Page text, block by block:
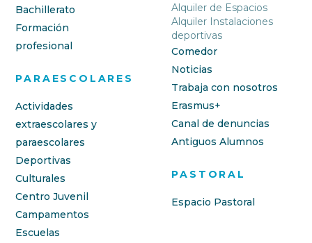
Bachillerato
Formación
profesional
PARAESCOLARES
Actividades
extraescolares y
paraescolares
Deportivas
Culturales
Centro Juvenil
Campamentos
Escuelas
Alquiler de Espacios
Alquiler Instalaciones
deportivas
Comedor
Noticias
Trabaja con nosotros
Erasmus+
Canal de denuncias
Antiguos Alumnos
PASTORAL
Espacio Pastoral